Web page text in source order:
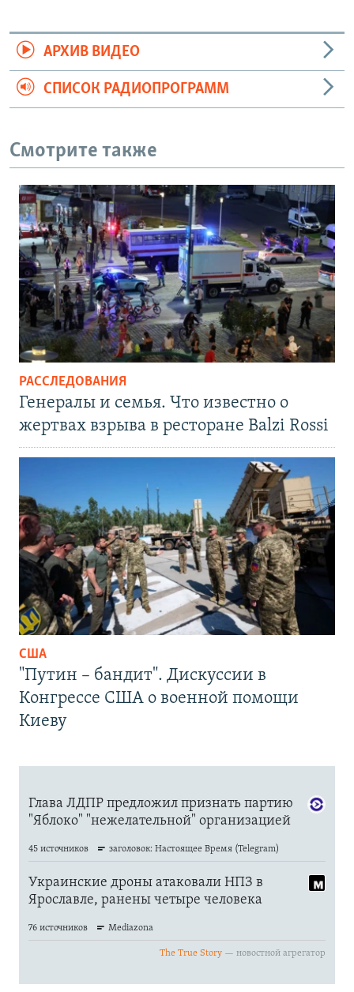
АРХИВ ВИДЕО
СПИСОК РАДИОПРОГРАММ
Смотрите также
РАССЛЕДОВАНИЯ
Генералы и семья. Что известно о
жертвах взрыва в ресторане Balzi Rossi
США
"Путин – бандит". Дискуссии в
Конгрессе США о военной помощи
Киеву